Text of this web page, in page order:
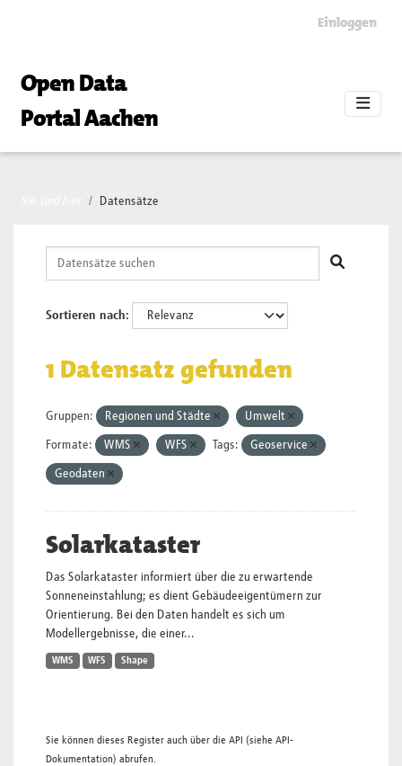
Einloggen
Open Data
Portal Aachen
Datensätze
Sortieren nach
1 Datensatz gefunden
Gruppen: Regionen und Städte Umwelt
Formate: WMS WFS Tags: Geoservice
Geodaten
Solarkataster
Das Solarkataster informiert über die zu erwartende
Sonneneinstahlung; es dient Gebäudeeigentümern zur
Orientierung. Bei den Daten handelt es sich um
Modellergebnisse, die einer...
WMS WFS Shape
Sie können dieses Register auch über die API (siehe API-
Dokumentation) abrufen.